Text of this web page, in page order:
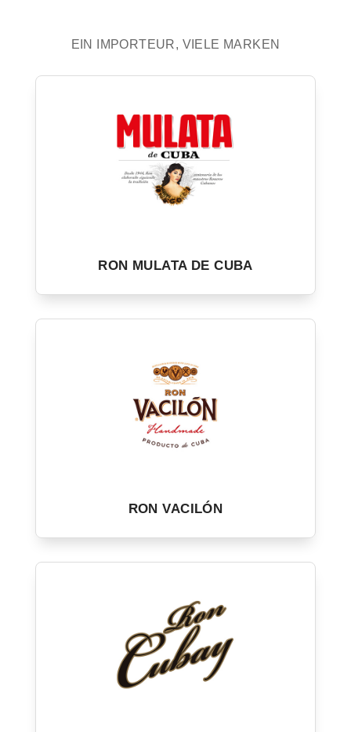
EIN IMPORTEUR, VIELE MARKEN
RON MULATA DE CUBA
RON VACILÓN